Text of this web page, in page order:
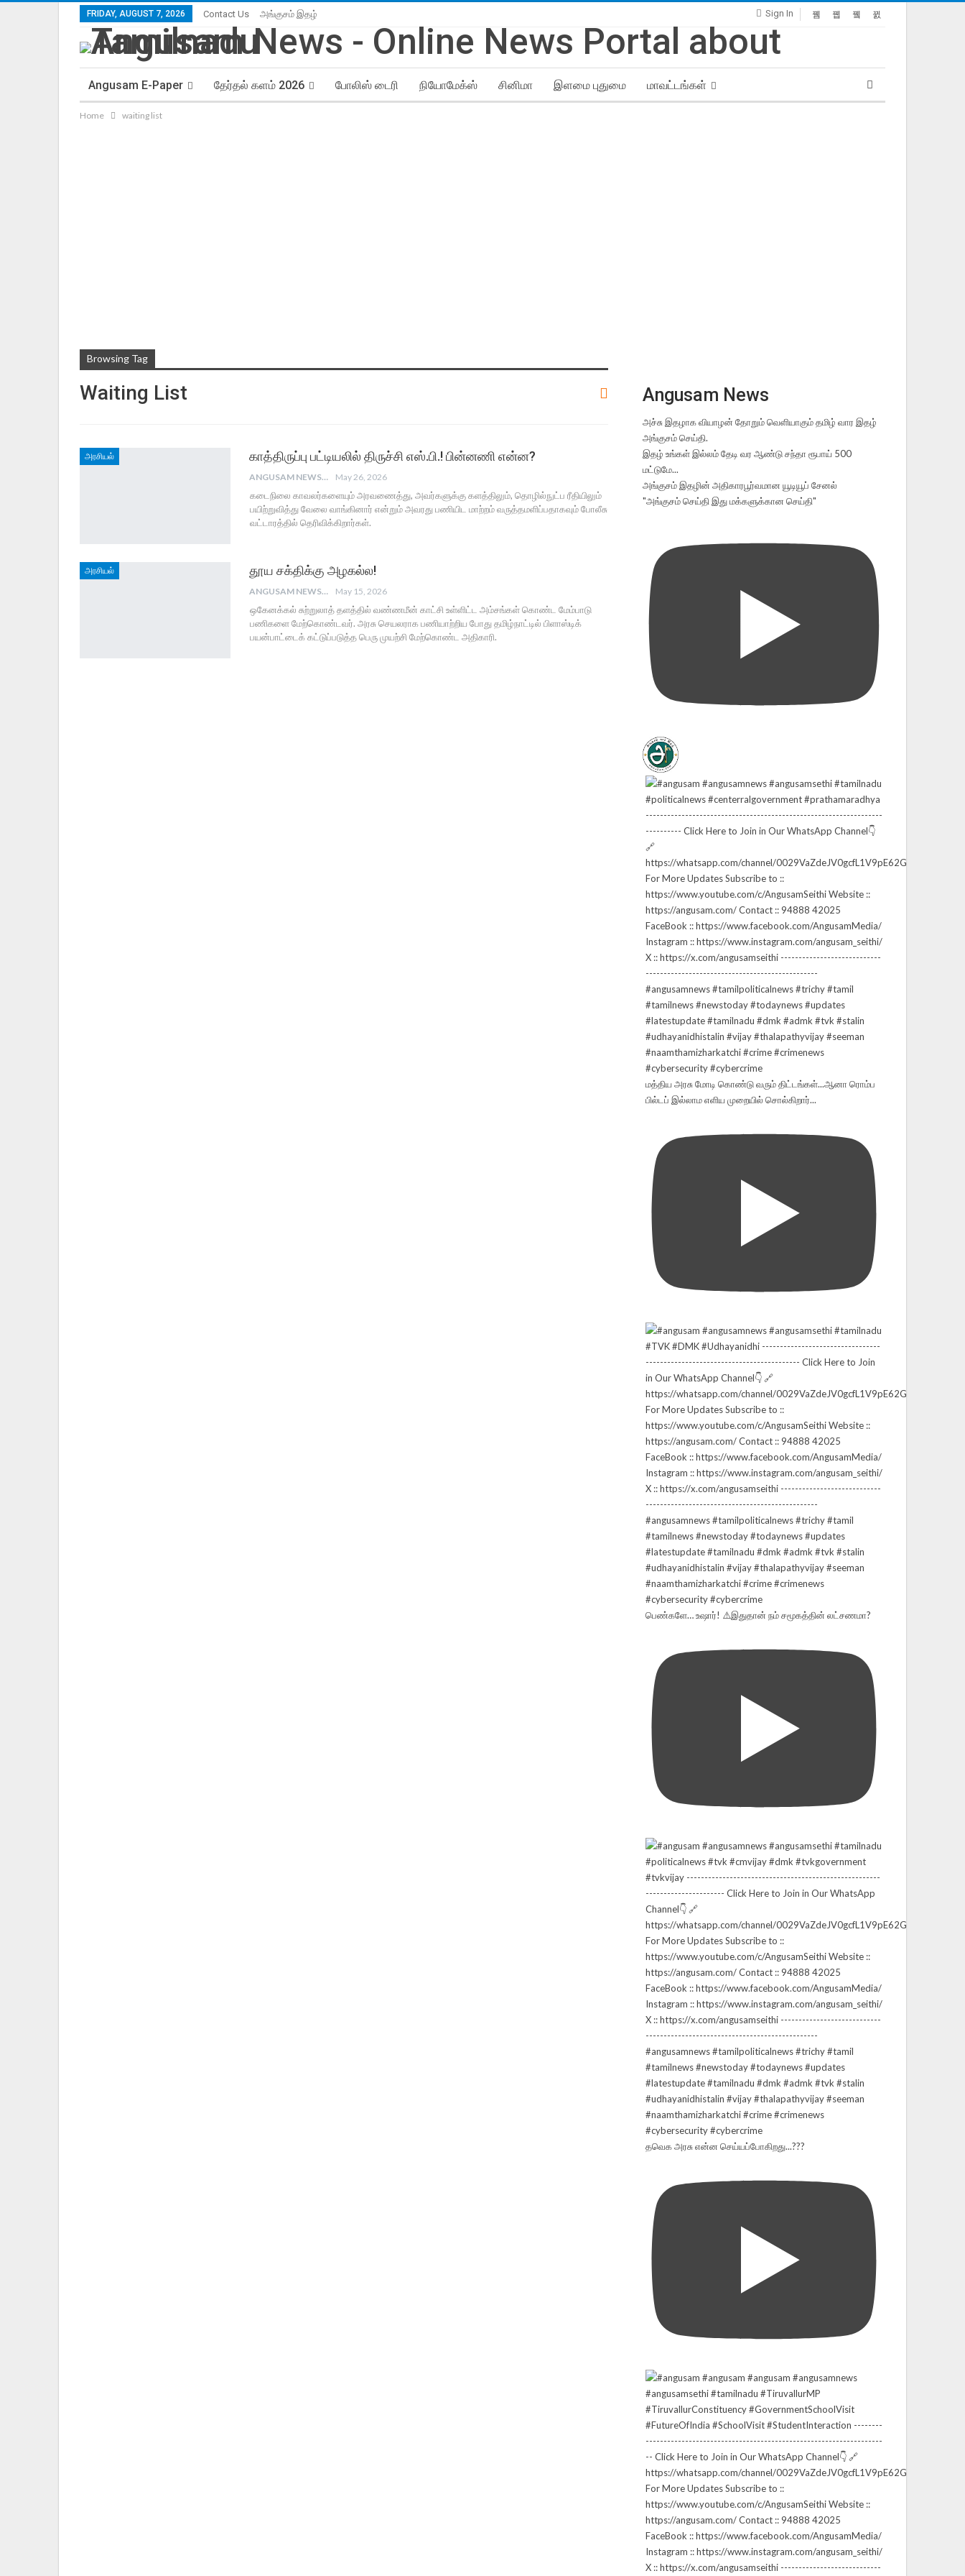
Sign In
FRIDAY, AUGUST 7, 2026 Contact Us அங்குசம் இதழ்
Angusam E-Paper தேர்தல் களம் 2026 போலிஸ் டைரி நியோமேக்ஸ் சினிமா இளமை புதுமை மாவட்டங்கள்
Home waiting list
Browsing Tag
Waiting List
அரசியல் காத்திருப்பு பட்டியலில் திருச்சி எஸ்.பி.! பின்னணி என்ன?
ANGUSAM NEWS May 26, 2026
கடைநிலை காவலர்களையும் அரவணைத்து, அவர்களுக்கு களத்திலும், தொழில்நுட்ப ரீதியிலும்
பயிற்றுவித்து வேலை வாங்கினார் என்றும் அவரது பணியிட மாற்றம் வருத்தமளிப்பதாகவும் போலீசு
வட்டாரத்தில் தெரிவிக்கிறார்கள்.
அரசியல் தூய சக்திக்கு அழகல்ல!
ANGUSAM NEWS May 15, 2026
ஒகேனக்கல் சுற்றுலாத் தளத்தில் வண்ணமீன் காட்சி உள்ளிட்ட அம்சங்கள் கொண்ட மேம்பாடு
பணிகளை மேற்கொண்டவர். அரசு செயலராக பணியாற்றிய போது தமிழ்நாட்டில் பிளாஸ்டிக்
பயன்பாட்டைக் கட்டுப்படுத்த பெரு முயற்சி மேற்கொண்ட அதிகாரி.
Angusam News
அச்சு இதழாக வியாழன் தோறும் வெளியாகும் தமிழ் வார இதழ்
அங்குசம் செய்தி.
இதழ் உங்கள் இல்லம் தேடி வர ஆண்டு சந்தா ரூபாய் 500
மட்டுமே...
அங்குசம் இதழின் அதிகாரபூர்வமான யூடியூப் சேனல்
"அங்குசம் செய்தி இது மக்களுக்கான செய்தி"
மத்திய அரசு மோடி கொண்டு வரும் திட்டங்கள்...ஆனா ரொம்ப
பில்டப் இல்லாம எளிய முறையில் சொல்கிறார்...
பெண்களே… உஷார்! ⚠️இதுதான் நம் சமூகத்தின் லட்சணமா?
தவெக அரசு என்ன செய்யப்போகிறது...???